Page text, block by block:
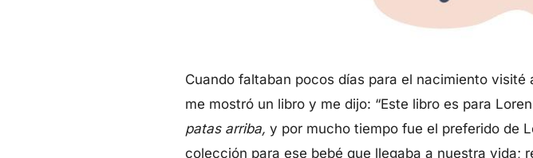
Cuando faltaban pocos días para el nacimiento
me mostró un libro y me dijo: “Este libro es para
patas arriba, y por mucho tiempo fue el preferido de
colección para ese bebé que llegaba a nuestra vida;